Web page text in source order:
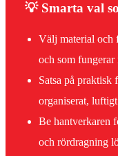
💡 Smarta val
Välj material och
och som
Satsa på praktisk
organiserat,
Be hantverkaren
och rördragning